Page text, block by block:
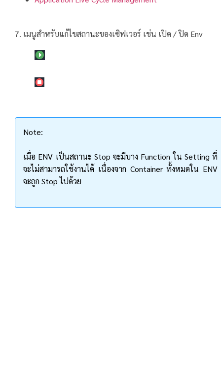
7. เมนูสำหรับแก้ไขสถานะของเซิฟเวอร์ เช่น เปิด / ปิด Env
Note:
เมื่อ ENV เป็นสถานะ Stop จะมีบาง Function ใน Setting ที่
จะไม่สามารถใช้งานได้ เนื่องจาก Container ทั้งหมดใน ENV
จะถูก Stop ไปด้วย